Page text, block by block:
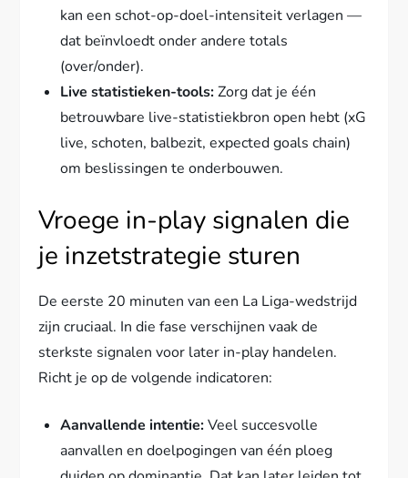
kan een schot-op-doel-intensiteit verlagen —
dat beïnvloedt onder andere totals
(over/onder).
Live statistieken-tools:Zorg dat je één
betrouwbare live-statistiekbron open hebt (xG
live, schoten, balbezit, expected goals chain)
om beslissingen te onderbouwen.
Vroege in-play signalen die
je inzetstrategie sturen
De eerste 20 minuten van een La Liga-wedstrijd
zijn cruciaal. In die fase verschijnen vaak de
sterkste signalen voor later in-play handelen.
Richt je op de volgende indicatoren:
Aanvallende intentie:Veel succesvolle
aanvallen en doelpogingen van één ploeg